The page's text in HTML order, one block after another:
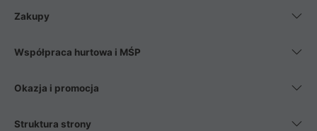
Zakupy
Współpraca hurtowa i MŚP
Okazja i promocja
Struktura strony